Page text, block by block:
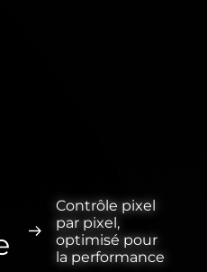
Contrôle pixel
par pixel,
optimisé pour
la performance